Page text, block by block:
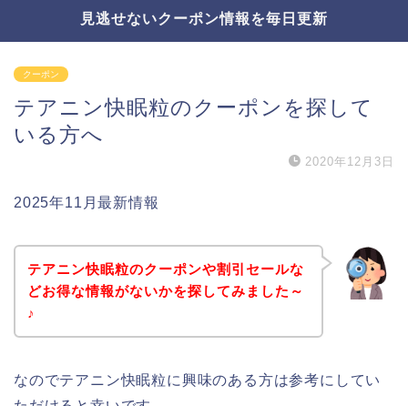
見逃せないクーポン情報を毎日更新
クーポン
テアニン快眠粒のクーポンを探して
いる方へ
2020年12月3日
2025年11月最新情報
テアニン快眠粒のクーポンや割引セールな
どお得な情報がないかを探してみました～
♪
なのでテアニン快眠粒に興味のある方は参考にしてい